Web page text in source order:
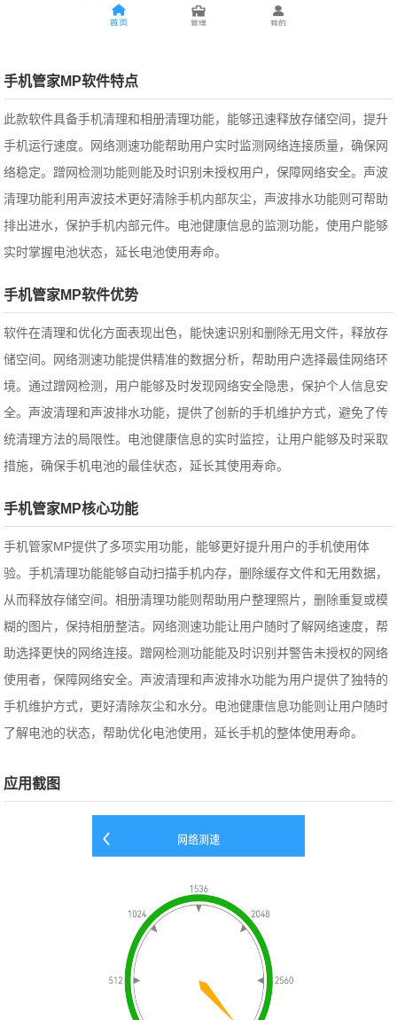
手机管家MP软件特点
此款软件具备手机清理和相册清理功能，能够迅速释放存储空间，提升
手机运行速度。网络测速功能帮助用户实时监测网络连接质量，确保网
络稳定。蹭网检测功能则能及时识别未授权用户，保障网络安全。声波
清理功能利用声波技术更好清除手机内部灰尘，声波排水功能则可帮助
排出进水，保护手机内部元件。电池健康信息的监测功能，使用户能够
实时掌握电池状态，延长电池使用寿命。
手机管家MP软件优势
软件在清理和优化方面表现出色，能快速识别和删除无用文件，释放存
储空间。网络测速功能提供精准的数据分析，帮助用户选择最佳网络环
境。通过蹭网检测，用户能够及时发现网络安全隐患，保护个人信息安
全。声波清理和声波排水功能，提供了创新的手机维护方式，避免了传
统清理方法的局限性。电池健康信息的实时监控，让用户能够及时采取
措施，确保手机电池的最佳状态，延长其使用寿命。
手机管家MP核心功能
手机管家MP提供了多项实用功能，能够更好提升用户的手机使用体
验。手机清理功能能够自动扫描手机内存，删除缓存文件和无用数据，
从而释放存储空间。相册清理功能则帮助用户整理照片，删除重复或模
糊的图片，保持相册整洁。网络测速功能让用户随时了解网络速度，帮
助选择更快的网络连接。蹭网检测功能能及时识别并警告未授权的网络
使用者，保障网络安全。声波清理和声波排水功能为用户提供了独特的
手机维护方式，更好清除灰尘和水分。电池健康信息功能则让用户随时
了解电池的状态，帮助优化电池使用，延长手机的整体使用寿命。
应用截图